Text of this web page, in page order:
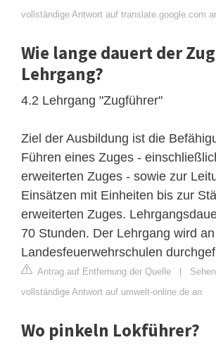
vollständige Antwort auf translate.google.com
Wie lange dauert der
Lehrgang?
4.2 Lehrgang "Zugführer"
Ziel der Ausbildung ist die
Führen eines Zuges -
erweiterten Zuges - sowie zur
Einsätzen mit Einheiten bis zur
erweiterten Zuges.
70 Stunden. Der Lehrgang wird an
Landesfeuerwehrschulen
Antrag auf Entfernung der Quelle |
vollständige Antwort auf umwelt-online.de an
Wo pinkeln Lokführer?